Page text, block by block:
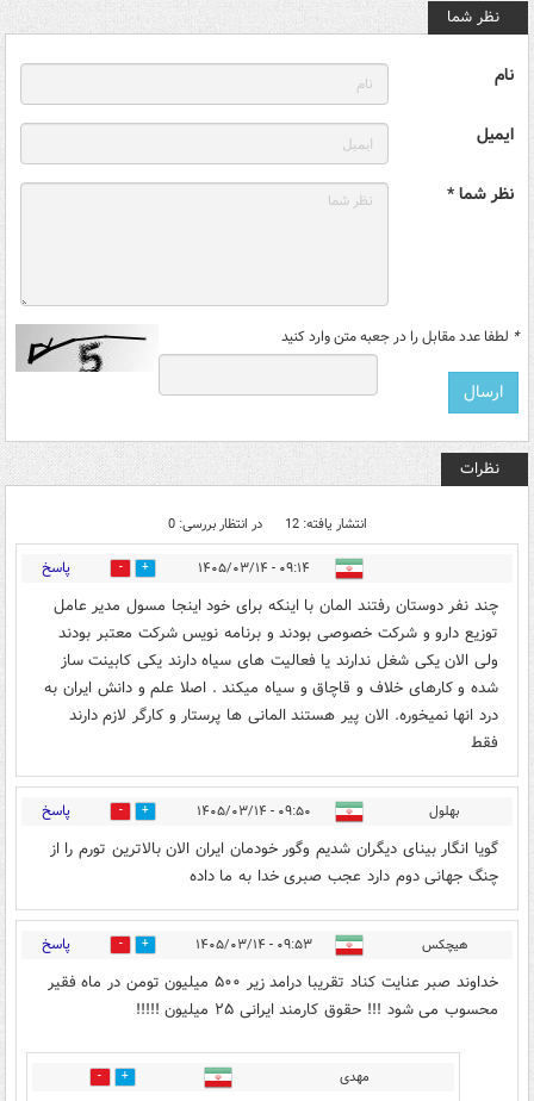
نظر شما
نام
ایمیل
نظر شما *
* لطفا عدد مقابل را در جعبه متن وارد کنید
نظرات
انتشار یافته: 12 در انتظار بررسی: 0
۰۹:۱۴ - ۱۴۰۵/۰۳/۱۴ 0 پاسخ
چند نفر دوستان رفتند المان با اینکه برای خود اینجا مسول مدیر عامل
توزیع دارو و شرکت خصوصی بودند و برنامه نویس شرکت معتبر بودند
ولی الان یکی شغل ندارند یا فعالیت های سیاه دارند یکی کابینت ساز
شده و کارهای خلاف و قاچاق و سیاه میکند . اصلا علم و دانش ایران به
درد انها نمیخوره. الان پیر هستند المانی ها پرستار و کارگر لازم دارند
فقط
بهلول ۰۹:۵۰ - ۱۴۰۵/۰۳/۱۴ 0 پاسخ
گویا انگار بینای دیگران شدیم وگور خودمان ایران الان بالاترین تورم را از
چنگ جهانی دوم دارد عجب صبری خدا به ما داده
هیچکس ۰۹:۵۳ - ۱۴۰۵/۰۳/۱۴ 4 پاسخ
خداوند صبر عنایت کناد تقریبا درامد زیر ۵۰۰ میلیون تومن در ماه فقیر
محسوب می شود !!! حقوق کارمند ایرانی ۲۵ میلیون !!!!!
مهدی 0